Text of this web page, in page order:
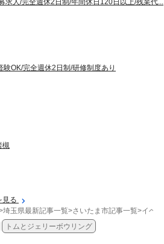
OK/完全週休2日制/研修制度あり
槻
見る
埼玉県最新記事一覧>さいたま市記事一覧>イベ
トムとジェリーボウリング